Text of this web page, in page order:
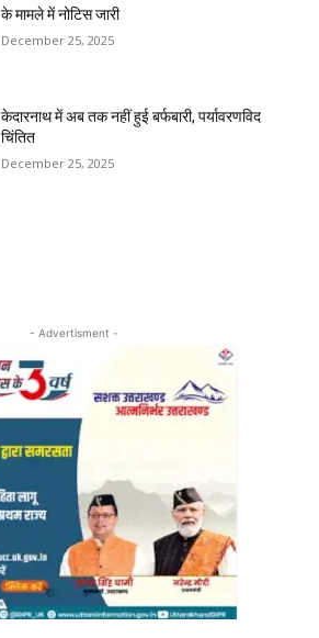
के मामले में नोटिस जारी
December 25, 2025
केदारनाथ में अब तक नहीं हुई बर्फबारी, पर्यावरणविद
चिंतित
December 25, 2025
- Advertisment -